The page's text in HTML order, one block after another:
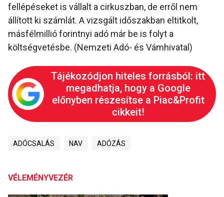
fellépéseket is vállalt a cirkuszban, de erről nem
állított ki számlát. A vizsgált időszakban eltitkolt,
másfélmillió forintnyi adó már be is folyt a
költségvetésbe. (Nemzeti Adó- és Vámhivatal)
Tájékozódjon hiteles forrásból: itt
megadhatja, hogy a Google
előnyben részesítse a Piac&Profit
cikkeit!
ADÓCSALÁS NAV ADÓZÁS
VÉLEMÉNYVEZÉR